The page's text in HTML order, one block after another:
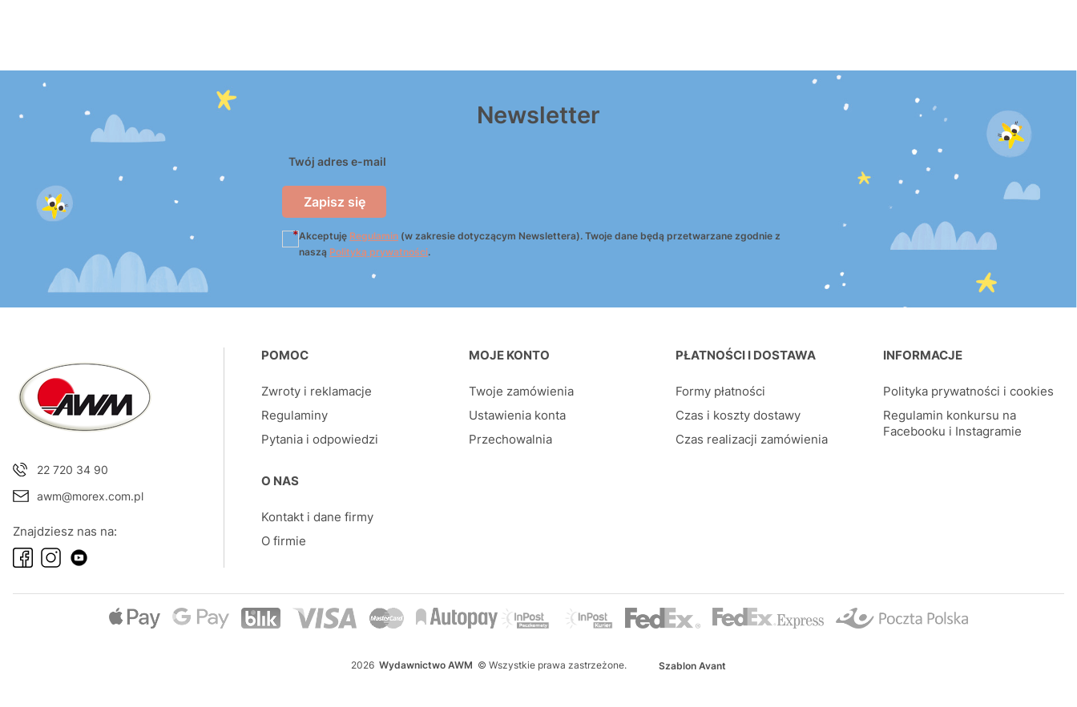
Newsletter
Twój adres e-mail
Zapisz się
Akceptuję Regulamin (w zakresie dotyczącym Newslettera). Twoje dane będą przetwarzane zgodnie z
naszą Polityką prywatności.
22 720 34 90
awm@morex.com.pl
Znajdziesz nas na:
Linki w stopce
POMOC
Zwroty i reklamacje
Regulaminy
Pytania i odpowiedzi
MOJE KONTO
Twoje zamówienia
Ustawienia konta
Przechowalnia
PŁATNOŚCI I DOSTAWA
Formy płatności
Czas i koszty dostawy
Czas realizacji zamówienia
INFORMACJE
Polityka prywatności i cookies
Regulamin konkursu na
Facebooku i Instagramie
O NAS
Kontakt i dane firmy
O firmie
2026 Wydawnictwo AWM © Wszystkie prawa zastrzeżone. Szablon Avant